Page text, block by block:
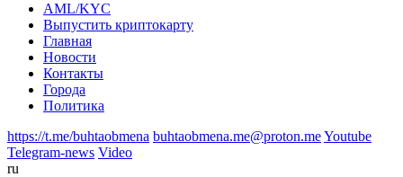
AML/KYC
Выпустить криптокарту
Главная
Новости
Контакты
Города
Политика
https://t.me/buhtaobmena buhtaobmena.me@proton.meYoutube
Telegram-news Video
ru